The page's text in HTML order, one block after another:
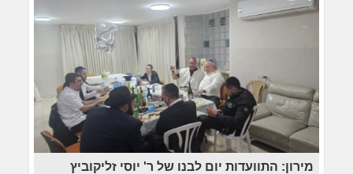
מירון: התוועדות יום לבנו של ר' יוסי זליקוביץ